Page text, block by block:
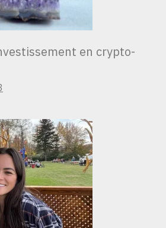
en crypto-